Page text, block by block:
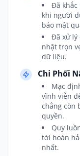
Đã khắc
khi người
bảo mật
Đã xử lý
nhật trọn
dữ liệu.
Chi Phối
Mạc
vĩnh viễn
chẳng còn
quyền.
Quy
tới hoàn
nhất.